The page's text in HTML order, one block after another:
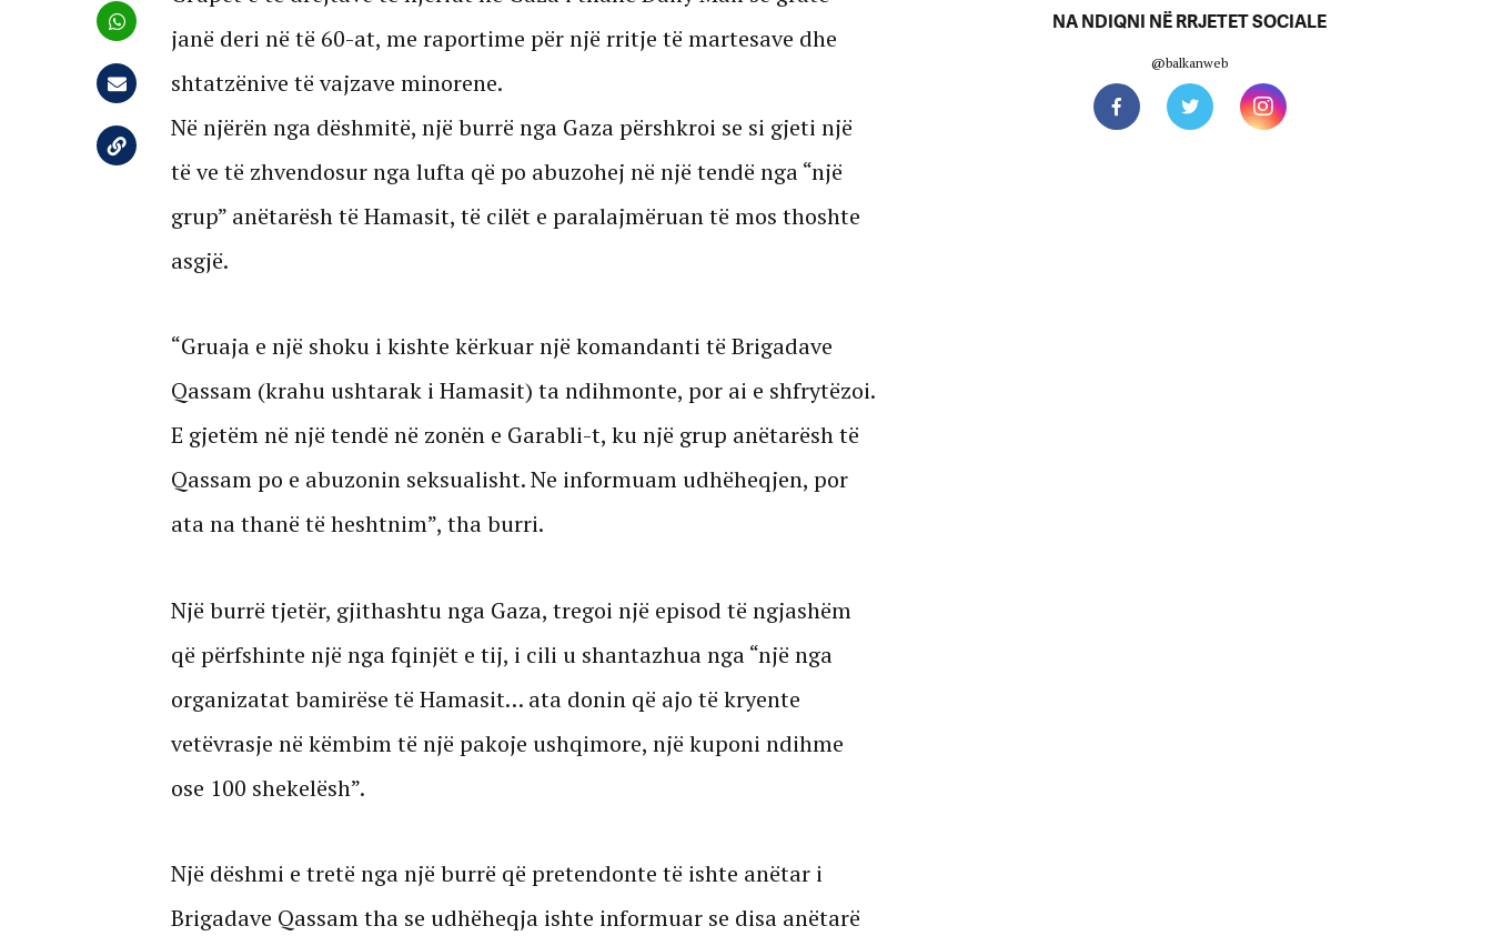
janë deri në të 60-at, me raportime për një rritje të martesave dhe
shtatzënive të vajzave minorene.
Në njërën nga dëshmitë, një burrë nga Gaza përshkroi se si gjeti një
të ve të zhvendosur nga lufta që po abuzohej në një tendë nga “një
grup” anëtarësh të Hamasit, të cilët e paralajmëruan të mos thoshte
asgjë.
“Gruaja e një shoku i kishte kërkuar një komandanti të Brigadave
Qassam (krahu ushtarak i Hamasit) ta ndihmonte, por ai e shfrytëzoi.
E gjetëm në një tendë në zonën e Garabli-t, ku një grup anëtarësh të
Qassam po e abuzonin seksualisht. Ne informuam udhëheqjen, por
ata na thanë të heshtnim”, tha burri.
Një burrë tjetër, gjithashtu nga Gaza, tregoi një episod të ngjashëm
që përfshinte një nga fqinjët e tij, i cili u shantazhua nga “një nga
organizatat bamirëse të Hamasit… ata donin që ajo të kryente
vetëvrasje në këmbim të një pakoje ushqimore, një kuponi ndihme
ose 100 shekelësh”.
Një dëshmi e tretë nga një burrë që pretendonte të ishte anëtar i
Brigadave Qassam tha se udhëheqja ishte informuar se disa anëtarë
NA NDIQNI NË RRJETET SOCIALE
@balkanweb